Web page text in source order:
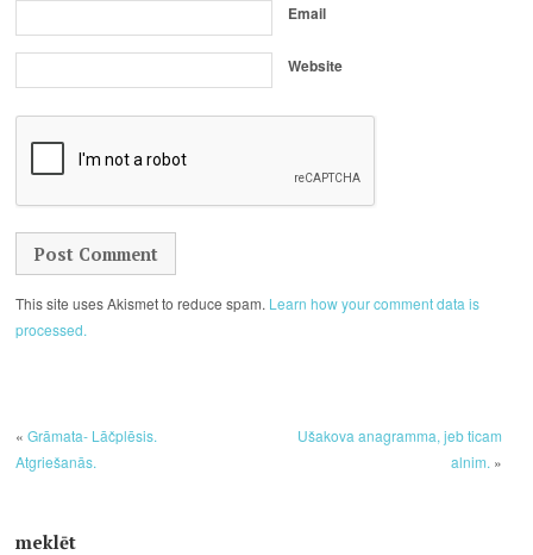
Email
Website
This site uses Akismet to reduce spam. Learn how your comment data is
processed.
«Grāmata- Lāčplēsis.
Atgriešanās.
Ušakova anagramma, jeb ticam
alnim. »
meklēt